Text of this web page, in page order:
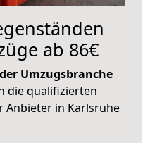
ab 86€
Umzugsbranche
die qualifizierten
Anbieter in Karlsruhe